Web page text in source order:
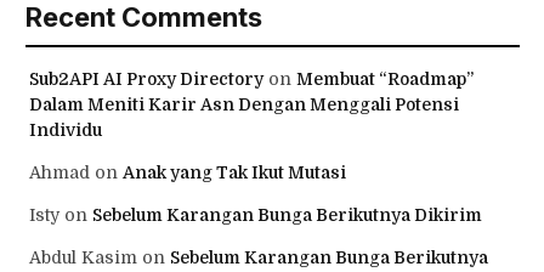
Recent Comments
Sub2API AI Proxy Directoryon Membuat “Roadmap”
Dalam Meniti Karir Asn Dengan Menggali Potensi
Individu
Ahmad on Anak yang Tak Ikut Mutasi
Istyon Sebelum Karangan Bunga Berikutnya Dikirim
Abdul Kasim on Sebelum Karangan Bunga Berikutnya